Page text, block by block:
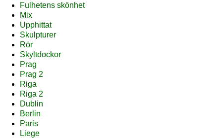
Fulhetens skönhet
Mix
Upphittat
Skulpturer
Rör
Skyltdockor
Prag
Prag 2
Riga
Riga 2
Dublin
Berlin
Paris
Liege